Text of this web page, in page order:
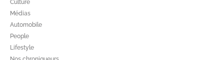
Culture
Médias
Automobile
People
Lifestyle